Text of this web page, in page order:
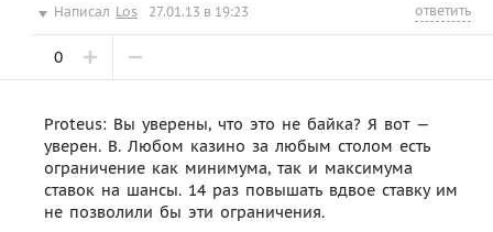
Написал Los 27.01.13 в 19:23 ответить
0
Proteus: Вы уверены, что это не байка? Я вот —
уверен. В. Любом казино за любым столом есть
ограничение как минимума, так и максимума
ставок на шансы. 14 раз повышать вдвое ставку им
не позволили бы эти ограничения.